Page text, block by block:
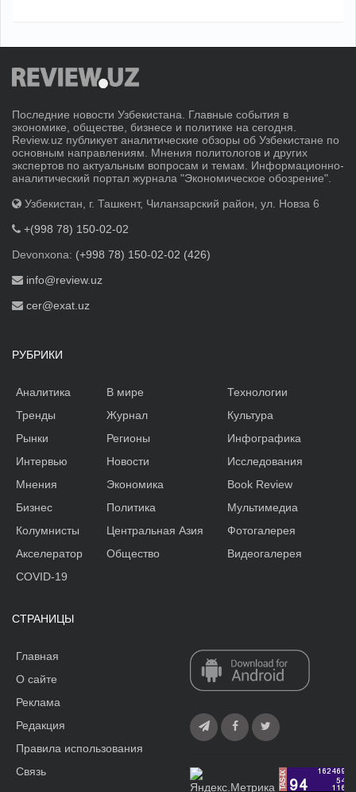
Последние новости Узбекистана. Главные события в
экономике, обществе, бизнесе и политике на сегодня.
Review.uz публикует аналитические обзоры об Узбекистане по
основным направлениям. Мнения политологов и других
экспертов по актуальным вопросам и темам. Информационно-
аналитический портал журнала "Экономическое обозрение".
Узбекистан, г. Ташкент, Чиланзарский район, ул. Новза 6
+(998 78) 150-02-02
Devonxona: (+998 78) 150-02-02 (426)
info@review.uz
cer@exat.uz
РУБРИКИ
Аналитика
Тренды
Рынки
Интервью
Мнения
Бизнес
Колумнисты
Акселератор
В мире
Журнал
Регионы
Новости
Экономика
Политика
Центральная Азия
Общество
Технологии
Культура
Инфографика
Исследования
Book Review
Мультимедиа
Фотогалерея
Видеогалерея
COVID-19
СТРАНИЦЫ
Главная
О сайте
Реклама
Редакция
Правила использования
Связь